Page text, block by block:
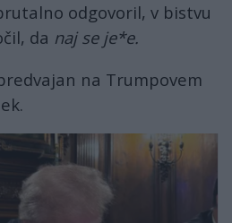
odgovoril, v bistvu
da naj se je*e.
na Trumpovem